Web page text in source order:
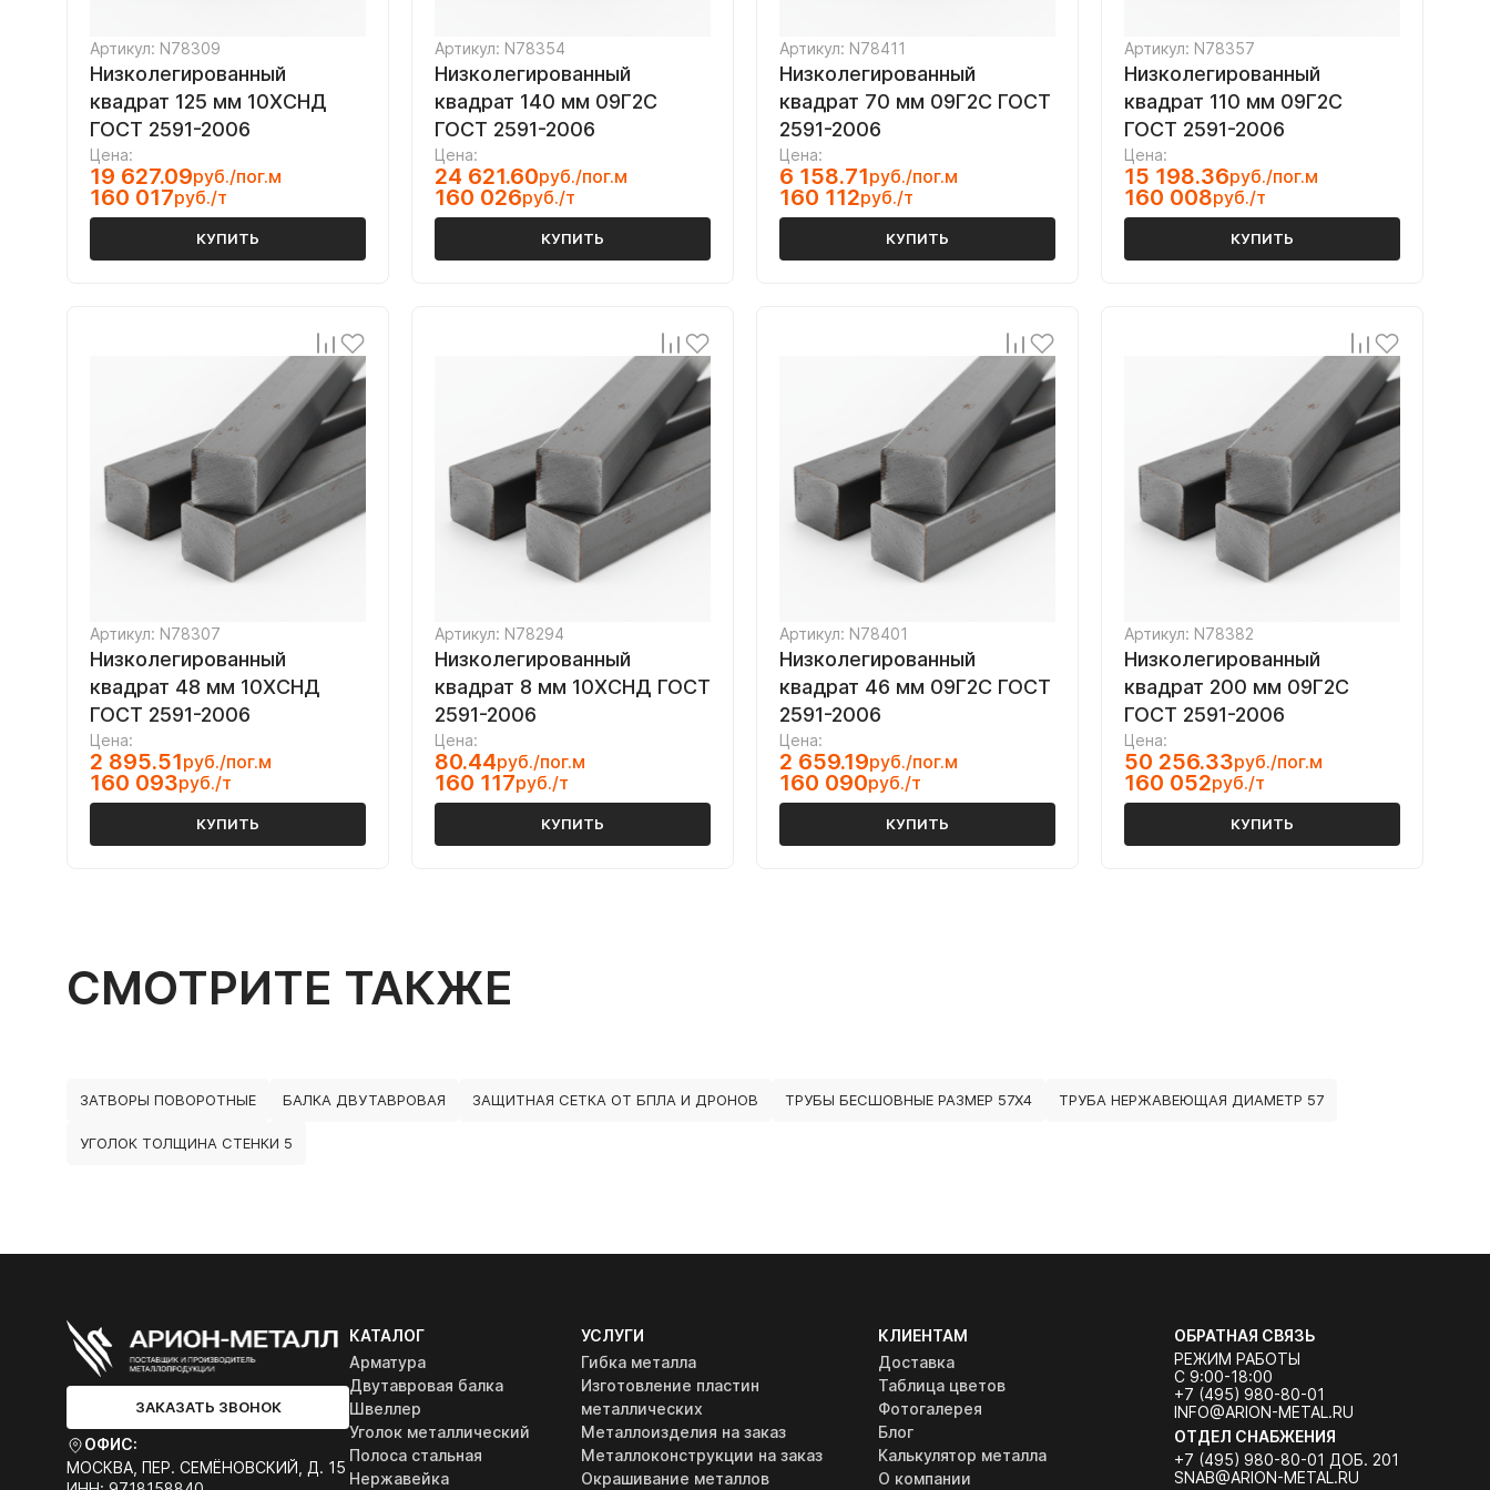
Артикул: N78309
Низколегированный
квадрат 125 мм 10ХСНД
ГОСТ 2591-2006
Цена:
19 627.09руб./пог.м
160 017руб./т
КУПИТЬ
Артикул: N78354
Низколегированный
квадрат 140 мм 09Г2С
ГОСТ 2591-2006
Цена:
24 621.60руб./пог.м
160 026руб./т
КУПИТЬ
Артикул: N78411
Низколегированный
квадрат 70 мм 09Г2С ГОСТ
2591-2006
Цена:
6 158.71руб./пог.м
160 112руб./т
КУПИТЬ
Артикул: N78357
Низколегированный
квадрат 110 мм 09Г2С
ГОСТ 2591-2006
Цена:
15 198.36руб./пог.м
160 008руб./т
КУПИТЬ
Артикул: N78307
Низколегированный
квадрат 48 мм 10ХСНД
ГОСТ 2591-2006
Цена:
2 895.51руб./пог.м
160 093руб./т
КУПИТЬ
Артикул: N78294
Низколегированный
квадрат 8 мм 10ХСНД ГОСТ
2591-2006
Цена:
80.44руб./пог.м
160 117руб./т
КУПИТЬ
Артикул: N78401
Низколегированный
квадрат 46 мм 09Г2С ГОСТ
2591-2006
Цена:
2 659.19руб./пог.м
160 090руб./т
КУПИТЬ
Артикул: N78382
Низколегированный
квадрат 200 мм 09Г2С
ГОСТ 2591-2006
Цена:
50 256.33руб./пог.м
160 052руб./т
КУПИТЬ
СМОТРИТЕ ТАКЖЕ
ЗАТВОРЫ ПОВОРОТНЫЕ БАЛКА ДВУТАВРОВАЯ ЗАЩИТНАЯ СЕТКА ОТ БПЛА И ДРОНОВ ТРУБЫ БЕСШОВНЫЕ РАЗМЕР 57Х4 ТРУБА НЕРЖАВЕЮЩАЯ ДИАМЕТР 57
УГОЛОК ТОЛЩИНА СТЕНКИ 5
ЗАКАЗАТЬ ЗВОНОК
ОФИС:
МОСКВА, ПЕР. СЕМЁНОВСКИЙ, Д. 15
КАТАЛОГ
Арматура
Двутавровая балка
Швеллер
Уголок металлический
Полоса стальная
Нержавейка
УСЛУГИ
Гибка металла
Изготовление пластин
металлических
Металлоизделия на заказ
Металлоконструкции на заказ
Окрашивание металлов
КЛИЕНТАМ
Доставка
Таблица цветов
Фотогалерея
Блог
Калькулятор металла
О компании
ОБРАТНАЯ СВЯЗЬ
РЕЖИМ РАБОТЫ
С 9:00-18:00
+7 (495) 980-80-01
INFO@ARION-METAL.RU
ОТДЕЛ СНАБЖЕНИЯ
+7 (495) 980-80-01 ДОБ. 201
SNAB@ARION-METAL.RU